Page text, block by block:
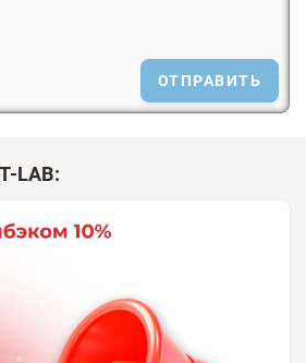
ОТПРАВИТЬ
LAB: